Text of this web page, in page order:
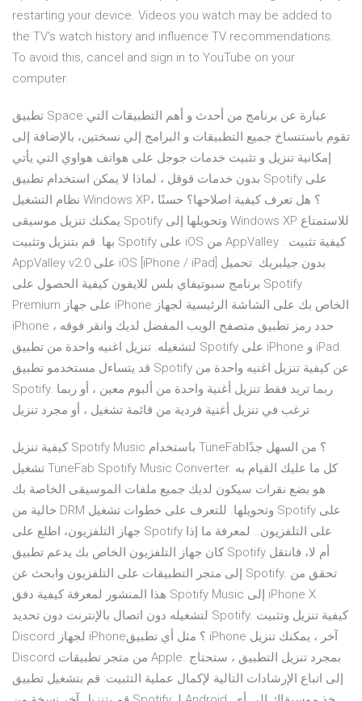
restarting your device. Videos you watch may be added to
the TV's watch history and influence TV recommendations.
To avoid this, cancel and sign in to YouTube on your
computer.
تطبيق Space عبارة عن برنامج من أحدث و أهم التطبيقات التي
تقوم باستنساخ جميع التطبيقات و البرامج إلي نسختين، بالإضافة إلى
إمكانية تنزيل و تثبيت خدمات جوجل على هواتف هواوي التي يأتي
بدون خدمات قوقل ، لماذا لا يمكن استخدام تطبيق Spotify على
نظام التشغيل Windows XP؟ هل تعرف كيفية اصلاحها؟ حسنًا ،
يمكنك تنزيل موسيقى Spotify وتحويلها إلى Windows XP للاستمتاع
بها. قم بتنزيل وتثبيت Spotify على iOS من AppValley . كيفية تثبيت
AppValley v2.0 على iOS [iPhone / iPad] بدون جيلبريك .تحميل
برنامج سبوتيفاي بلس للايفون كيفية الحصول على Spotify
Premium على جهاز iPhone الخاص بك على الشاشة الرئيسية لجهاز
iPhone ، حدد رمز تطبيق متصفح الويب المفضل لديك وانقر فوقه
لتشغيله. تنزيل اغنيه واحدة من تطبيق Spotify على iPhone و iPad
قد يتساءل مستخدمو تطبيق Spotify عن كيفية تنزيل اغنيه واحدة من
Spotify. ربما تريد فقط تنزيل أغنية واحدة من ألبوم معين ، أو ربما
ترغب في تنزيل أغنية فردية من قائمة تشغيل ، أو مجرد تنزيل
كيفية تنزيل Spotify Music باستخدام TuneFab؟ من السهل جدًا
تشغيل TuneFab Spotify Music Converter. كل ما عليك القيام به
هو بضع نقرات سيكون لديك جميع ملفات الموسيقى الخاصة بك
خالية من DRM وتحويلها. للتعرف على خطوات تشغيل Spotify على
جهاز التلفزيون، اطلع على Spotify على التلفزيون.. لمعرفة ما إذا
كان جهاز التلفزيون الخاص بك يدعم تطبيق Spotify أم لا، فانتقل
إلى متجر التطبيقات على التلفزيون وابحث عن Spotify. تحقق من
هذا المنشور لمعرفة كيفية دفق Spotify Music إلى iPhone X
لتشغيله دون اتصال بالإنترنت دون تحديد Spotify. كيفية تنزيل وتثبيت
Discord لجهاز iPhone؟ مثل أي تطبيق iPhone آخر ، يمكنك تنزيل
Discord من متجر تطبيقات Apple. بمجرد تنزيل التطبيق ، ستحتاج
إلى اتباع الإرشادات التالية لإكمال عملية التثبيت: قم بتشغيل تطبيق